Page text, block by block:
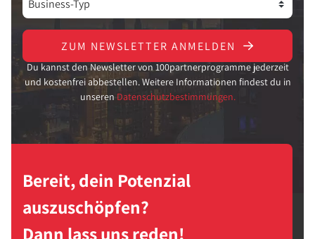
ZUM NEWSLETTER ANMELDEN
Du kannst den Newsletter von 100partnerprogramme jederzeit
und kostenfrei abbestellen. Weitere Informationen findest du in
unseren Datenschutzbestimmungen.
Bereit, dein Potenzial
auszuschöpfen?
Dann lass uns reden!